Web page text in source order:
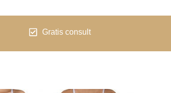
Gratis consult